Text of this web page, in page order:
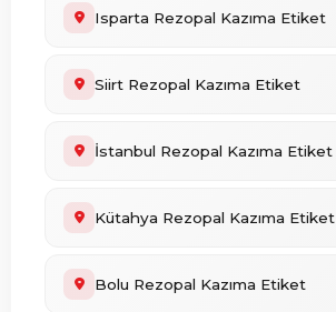
Isparta Rezopal Kazıma Etiket
Siirt Rezopal Kazıma Etiket
İstanbul Rezopal Kazıma Etiket
Kütahya Rezopal Kazıma Etiket
Bolu Rezopal Kazıma Etiket